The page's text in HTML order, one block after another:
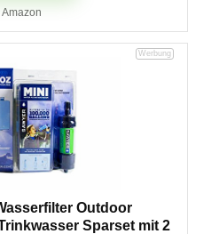
Amazon
Outdoor
Sparset mit 2